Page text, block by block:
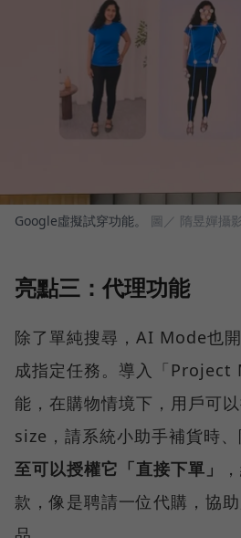
Google虛擬試穿功能。 圖／ 隋昱嬋攝
亮點三：代理功能
除了單純搜尋，AI Mode也
成指定任務。導入「Project
能，在購物情境下，用戶可以
size，請系統小助手補貨時、
至可以授權它「直接下單」
款，像是聘請一位代購，協